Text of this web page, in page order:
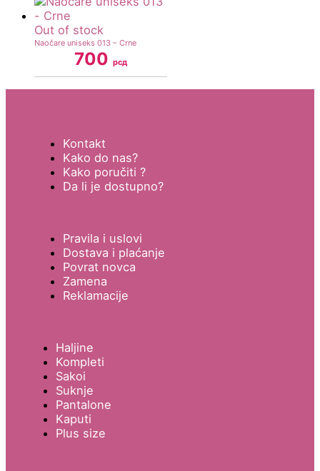
Out of stock
Naočare uniseks 013 – Crne
700 рсд
Kontakt
Kako do nas?
Kako poručiti ?
Da li je dostupno?
Pravila i uslovi
Dostava i plaćanje
Povrat novca
Zamena
Reklamacije
Haljine
Kompleti
Sakoi
Suknje
Pantalone
Kaputi
Plus size